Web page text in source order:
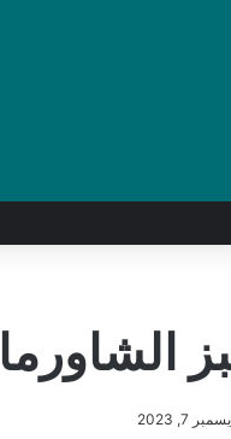
الشاورما
7, 2023